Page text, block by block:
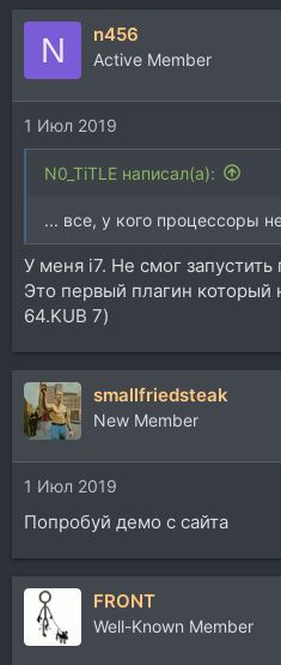
а
и
и
:
N n456
Active Member
1 Июл 2019
N0_TiTLE написал(а):
... все, у кого процессоры
У меня i7. Не смог
Это первый плагин который
64.KUB 7)
smallfriedsteak
New Member
1 Июл 2019
Попробуй демо с сайта
FRONT
Well-Known Member